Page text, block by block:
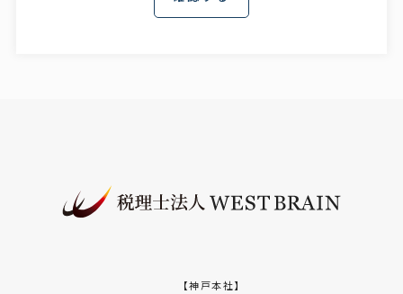
全対策を実施し個人情報の厳重な管理を行ない
＜個人情報の第三者への開示・提供の禁止＞
【神戸本社】